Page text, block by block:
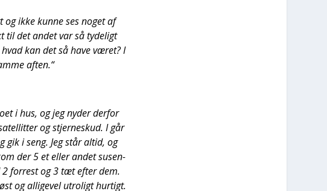
ikke kun­ne ses noget af
til det andet var så tyde­ligt
kan det så have været? I
aften.“
i hus, og jeg nyder der­for
og stjer­neskud. I går
gik i seng. Jeg står altid, og
der 5 et eller andet susen­
for­re­st og 3 tæt efter dem.
og alli­ge­vel utro­ligt hur­tigt.